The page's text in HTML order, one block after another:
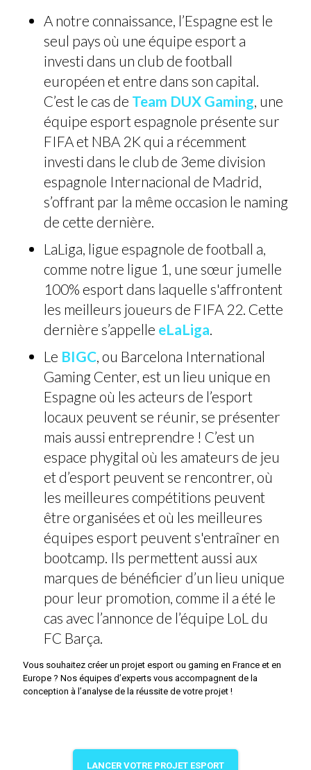
A notre connaissance, l’Espagne est le
seul pays où une équipe esport a
investi dans un club de football
européen et entre dans son capital.
C’est le cas de Team DUX Gaming , une
équipe esport espagnole présente sur
FIFA et NBA 2K qui a récemment
investi dans le club de 3eme division
espagnole Internacional de Madrid,
s’offrant par la même occasion le naming
de cette dernière.
LaLiga, ligue espagnole de football a,
comme notre ligue 1, une sœur jumelle
100% esport dans laquelle s'affrontent
les meilleurs joueurs de FIFA 22. Cette
dernière s’appelle eLaLiga
Le BIGC , ou Barcelona International
Gaming Center, est un lieu unique en
Espagne où les acteurs de l’esport
locaux peuvent se réunir, se présenter
mais aussi entreprendre ! C’est un
espace phygital où les amateurs de jeu
et d’esport peuvent se rencontrer, où
les meilleures compétitions peuvent
être organisées et où les meilleures
équipes esport peuvent s'entraîner en
bootcamp. Ils permettent aussi aux
marques de bénéficier d’un lieu unique
pour leur promotion, comme il a été le
cas avec l’annonce de l’équipe LoL du
FC Barça.
Vous souhaitez créer un projet esport ou gaming en France et en
Europe ? Nos équipes d’experts vous accompagnent de la
conception à l’analyse de la réussite de votre projet !
LANCER VOTRE PROJET ESPORT